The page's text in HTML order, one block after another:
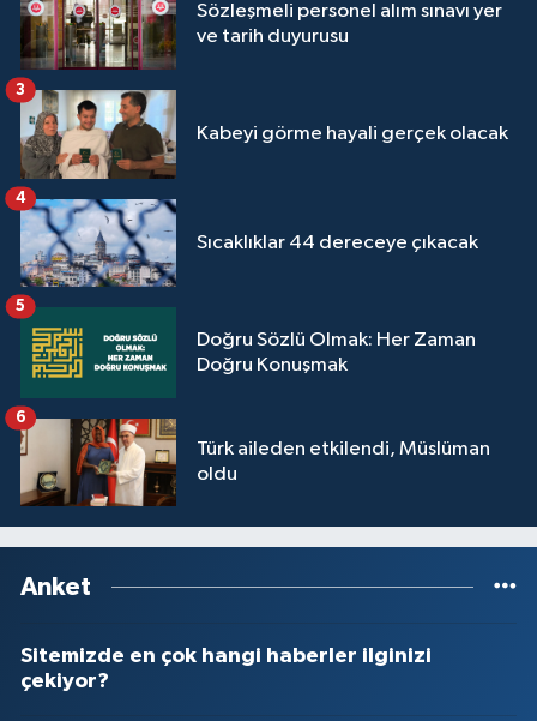
Sözleşmeli personel alım sınavı yer
ve tarih duyurusu
Kabeyi görme hayali gerçek olacak
3
Sıcaklıklar 44 dereceye çıkacak
4
Doğru Sözlü Olmak: Her Zaman
Doğru Konuşmak
5
Türk aileden etkilendi, Müslüman
oldu
6
Anket
Sitemizde en çok hangi haberler ilginizi
çekiyor?